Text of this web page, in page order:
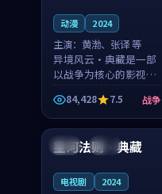
动漫 2024
主演： 黄渤、张译 等
异境风云·典藏是一部
以战争为核心的影视作
品，围绕危机、反转与
人物成长展开，整体节
奏紧凑，值得推荐观
看。
84,428 7.5 战争
日本 杜比
星河法则·典藏
电视剧 2024